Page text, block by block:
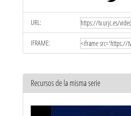
URL:
IFRAME:
Recursos de la misma serie